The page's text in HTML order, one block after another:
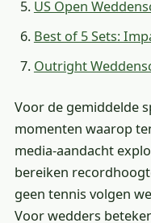
US Open
Best of 5 Sets:
Outright
Voor de gemiddelde
momenten waarop
media-aandacht
bereiken
geen tennis volgen
Voor wedders